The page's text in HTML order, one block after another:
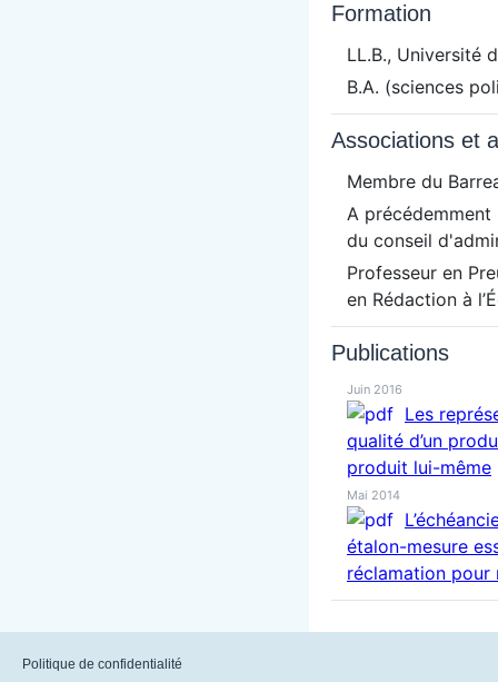
Formation
LL.B., Université
B.A. (sciences
Associations et
Membre du
A
du conseil
Professeur en
en Rédaction à
Publications
Juin 2016
Les
qualité d’un
produit lui-même
Mai 2014
étalon-mesure
réclamation pour
Politique de confidentialité